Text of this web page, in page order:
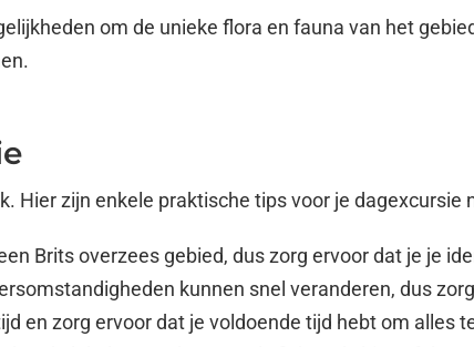
om de unieke flora en fauna van het
Hier zijn enkele praktische tips voor je dagexcursie
Brits overzees gebied, dus zorg ervoor dat je je
kunnen snel veranderen, dus
en zorg ervoor dat je voldoende tijd hebt om alles